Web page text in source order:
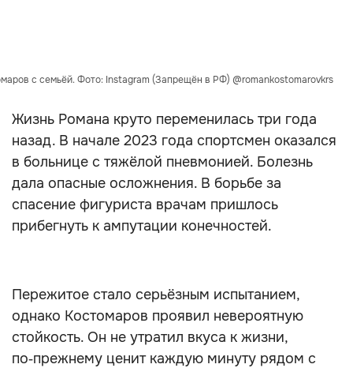
с семьёй. Фото: Instagram (Запрещён в РФ) @romankostomarovkrs
Жизнь Романа круто переменилась три года
назад. В начале 2023 года спортсмен оказался
в больнице с тяжёлой пневмонией. Болезнь
дала опасные осложнения. В борьбе за
спасение фигуриста врачам пришлось
прибегнуть к ампутации конечностей.
Пережитое стало серьёзным испытанием,
однако Костомаров проявил невероятную
стойкость. Он не утратил вкуса к жизни,
по‑прежнему ценит каждую минуту рядом с